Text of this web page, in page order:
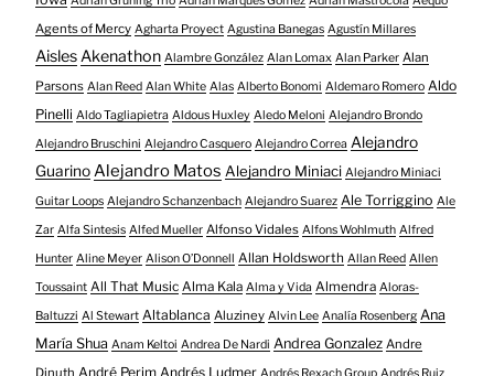
Agents of Mercy Agharta Proyect Agustina Banegas Agustín Millares
AislesAkenathon Alambre González Alan Lomax Alan Parker Alan
Parsons Alan Reed Alan White Alas Alberto Bonomi Aldemaro Romero Aldo
Pinelli Aldo Tagliapietra Aldous Huxley Aledo Meloni Alejandro Brondo
Alejandro Bruschini Alejandro Casquero Alejandro Correa Alejandro
GuarinoAlejandro Matos Alejandro Miniaci Alejandro Miniaci
Guitar Loops Alejandro Schanzenbach Alejandro Suarez Ale Torriggino Ale
Zar Alfa Sintesis Alfed Mueller Alfonso Vidales Alfons Wohlmuth Alfred
Hunter Aline Meyer Alison O​’​Donnell Allan Holdsworth Allan Reed Allen
Toussaint All That Music Alma Kala Alma y Vida Almendra Aloras-
Baltuzzi Al Stewart Altablanca Aluziney Alvin Lee Analía Rosenberg Ana
María Shua Anam Keltoi Andrea De Nardi Andrea Gonzalez Andre
Dinuth André Perim Andrés Ludmer Andrés Rexach Group Andrés Ruiz